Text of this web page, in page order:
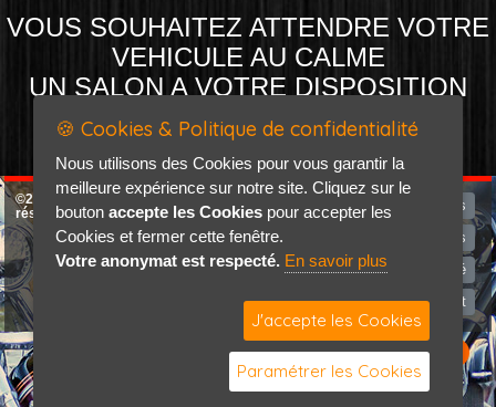
VOUS SOUHAITEZ ATTENDRE VOTRE
VEHICULE AU CALME
UN SALON A VOTRE DISPOSITION
©2026-2027 Erikwad tous droits
réservés
Programme du mois
Mentions légales
Politique de confidentialité
Contact
🍪 Cookies & Politique de confidentialité
Nous utilisons des Cookies pour vous garantir la
meilleure expérience sur notre site. Cliquez sur le
bouton accepte les Cookies pour accepter les
Cookies et fermer cette fenêtre.
Votre anonymat est respecté. En savoir plus
J'accepte les Cookies
Paramétrer les Cookies